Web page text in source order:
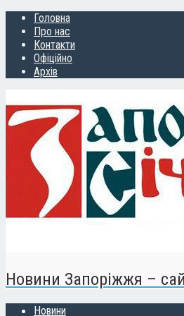
Головна
Про нас
Контакти
Офіційно
Архів
Новини Запоріжжя –
Новини